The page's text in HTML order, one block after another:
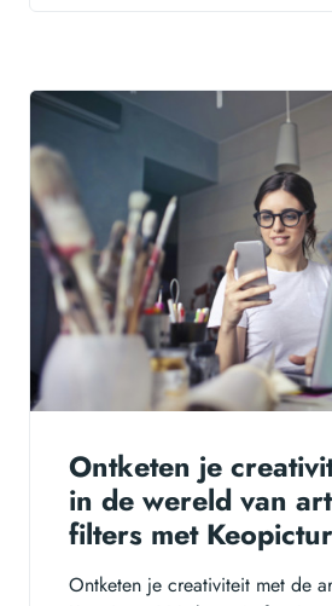
Ontketen je
in de wereld van
filters met
Ontketen je creativiteit met de